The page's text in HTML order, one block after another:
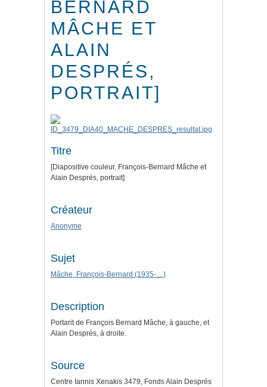
BERNARD
MÂCHE ET
ALAIN
DESPRÉS,
PORTRAIT]
Titre
[Diapositive couleur, François-Bernard Mâche et
Alain Després, portrait]
Créateur
Anonyme
Sujet
Mâche, François-Bernard (1935-....)
Description
Portarit de François Bernard Mâche, à gauche, et
Alain Després, à droite.
Source
Centre Iannis Xenakis 3479, Fonds Alain Després